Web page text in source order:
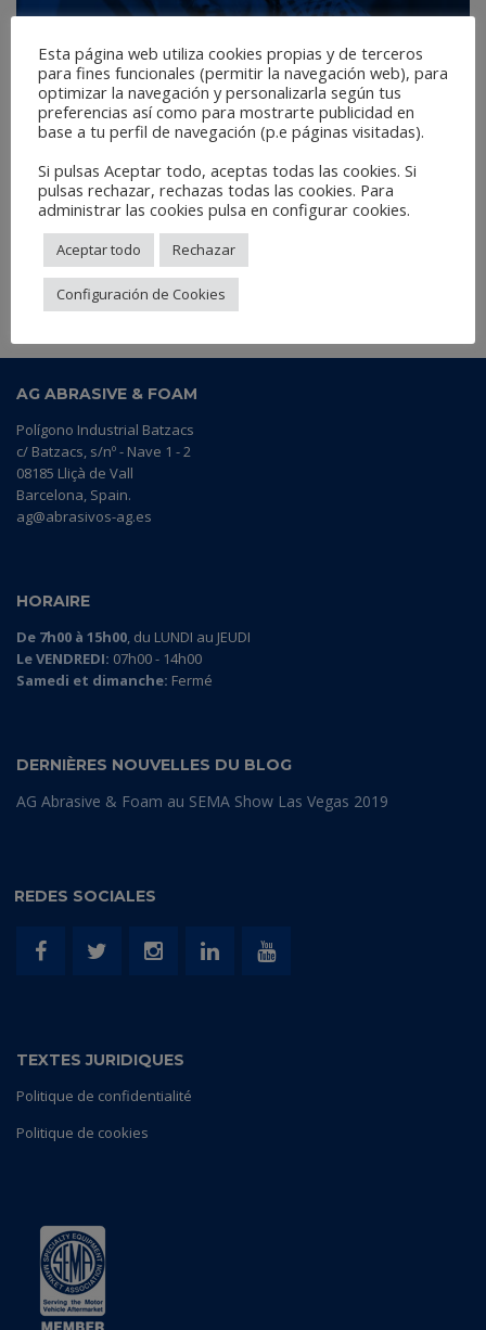
AG ABRASIVE & FOAM
Polígono Industrial Batzacs
c/ Batzacs, s/nº - Nave 1 - 2
08185 Lliçà de Vall
Barcelona, Spain.
ag@abrasivos-ag.es
HORAIRE
De 7h00 à 15h00, du LUNDI au JEUDI
Le VENDREDI: 07h00 - 14h00
Samedi et dimanche: Fermé
DERNIÈRES NOUVELLES DU BLOG
AG Abrasive & Foam au SEMA Show Las Vegas 2019
REDES SOCIALES
TEXTES JURIDIQUES
Politique de confidentialité
Politique de cookies
Esta página web utiliza cookies propias y de terceros
para fines funcionales (permitir la navegación web), para
optimizar la navegación y personalizarla según tus
preferencias así como para mostrarte publicidad en
base a tu perfil de navegación (p.e páginas visitadas).
Si pulsas Aceptar todo, aceptas todas las cookies. Si
pulsas rechazar, rechazas todas las cookies. Para
administrar las cookies pulsa en configurar cookies.
Aceptar todo Rechazar
Configuración de Cookies